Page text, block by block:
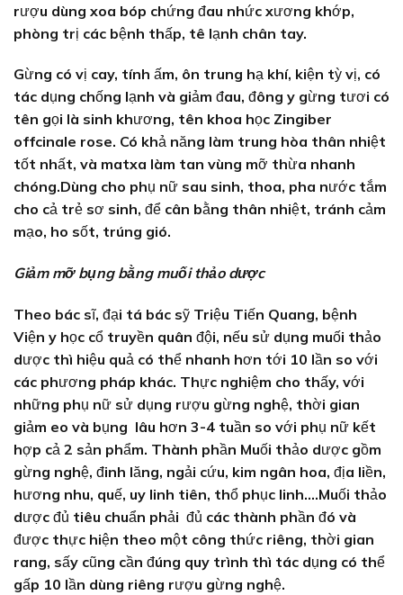
rượu dùng xoa bóp chứng đau nhức xương khớp,
phòng trị các bệnh thấp, tê lạnh chân tay.
Gừng có vị cay, tính ấm, ôn trung hạ khí, kiện tỳ vị, có
tác dụng chống lạnh và giảm đau, đông y gừng tươi có
tên gọi là sinh khương, tên khoa học Zingiber
offcinale rose. Có khả năng làm trung hòa thân nhiệt
tốt nhất, và matxa làm tan vùng mỡ thừa nhanh
chóng.Dùng cho phụ nữ sau sinh, thoa, pha nước tắm
cho cả trẻ sơ sinh, để cân bằng thân nhiệt, tránh cảm
mạo, ho sốt, trúng gió.
Giảm mỡ bụng bằng muối thảo dược
Theo bác sĩ, đại tá bác sỹ Triệu Tiến Quang, bệnh
Viện y học cổ truyền quân đội, nếu sử dụng muối thảo
dược thì hiệu quả có thể nhanh hơn tới 10 lần so với
các phương pháp khác. Thực nghiệm cho thấy, với
những phụ nữ sử dụng rượu gừng nghệ, thời gian
giảm eo và bụng lâu hơn 3-4 tuần so với phụ nữ kết
hợp cả 2 sản phẩm. Thành phần Muối thảo dược gồm
gừng nghệ, đinh lăng, ngải cứu, kim ngân hoa, địa liền,
hương nhu, quế, uy linh tiên, thổ phục linh….Muối thảo
dược đủ tiêu chuẩn phải đủ các thành phần đó và
được thực hiện theo một công thức riêng, thời gian
rang, sấy cũng cần đúng quy trình thì tác dụng có thể
gấp 10 lần dùng riêng rượu gừng nghệ.